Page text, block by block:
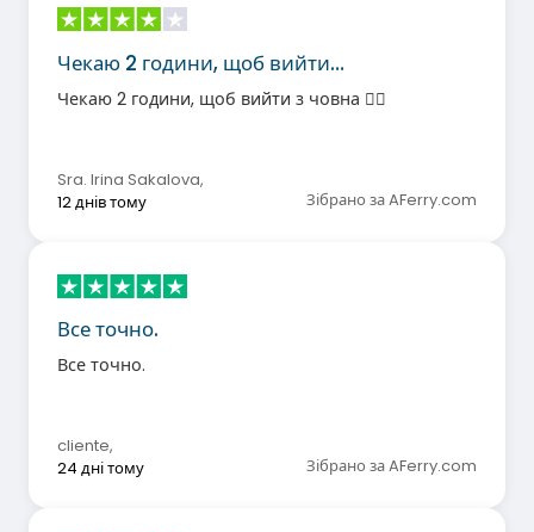
Чекаю 2 години, щоб вийти…
Чекаю 2 години, щоб вийти з човна 🤦‍♀️
Sra. Irina Sakalova,
12 днів тому
Зібрано за AFerry.com
Все точно.
Все точно.
cliente,
24 дні тому
Зібрано за AFerry.com